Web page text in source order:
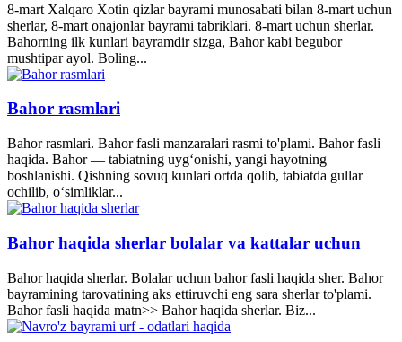
8-mart Xalqaro Xotin qizlar bayrami munosabati bilan 8-mart uchun
sherlar, 8-mart onajonlar bayrami tabriklari. 8-mart uchun sherlar.
Bahorning ilk kunlari bayramdir sizga, Bahor kabi begubor
mushtipar ayol. Boling...
Bahor rasmlari
Bahor rasmlari. Bahor fasli manzaralari rasmi to'plami. Bahor fasli
haqida. Bahor — tabiatning uyg‘onishi, yangi hayotning
boshlanishi. Qishning sovuq kunlari ortda qolib, tabiatda gullar
ochilib, o‘simliklar...
Bahor haqida sherlar bolalar va kattalar uchun
Bahor haqida sherlar. Bolalar uchun bahor fasli haqida sher. Bahor
bayramining tarovatining aks ettiruvchi eng sara sherlar to'plami.
Bahor fasli haqida matn>> Bahor haqida sherlar. Biz...